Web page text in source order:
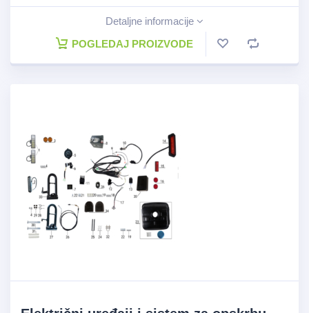
Detaljne informacije
POGLEDAJ PROIZVODE